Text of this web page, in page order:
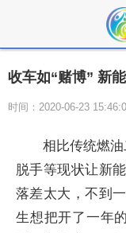
收车如“赌博” 新
时间：2020-06-23
相比传统燃
脱手等现状让新
落差太大，不到
生想把开了一年